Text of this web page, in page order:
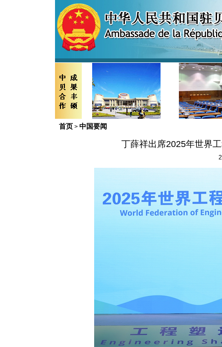
首页 > 中国要闻
丁薛祥出席2025年世界